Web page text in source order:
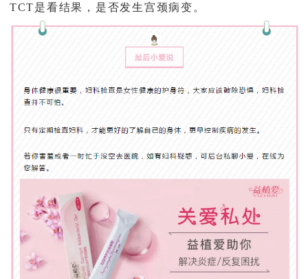
TCT是看结果，是否发生宫颈病变。